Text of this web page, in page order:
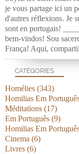
je vous partage ici un
d'autres réflexions. Je
sont en portugais!
bem-vindos! Sou
França! Aqui,
CATÉGORIES
Homélies (343)
Homilias Em
Méditations (17)
Em Português (9)
Homilias Em
Cinema (6)
Livres (6)